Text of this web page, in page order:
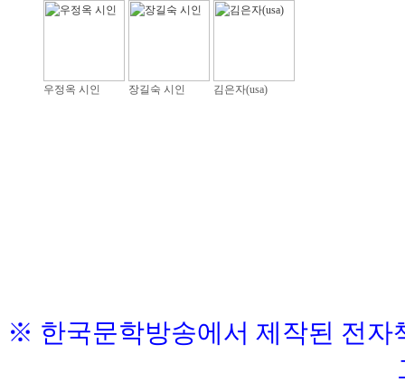
우정옥 시인 장길숙 시인 김은자(usa)
※ 한국문학방송에서 제작된 전자